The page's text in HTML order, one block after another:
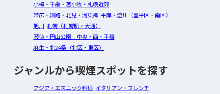
小樽・千歳・苫小牧・札幌近郊
帯広・釧路・北見・河東郡 平岸・澄川（豊平区・南区）
旭川 札幌（札幌駅・大通）
琴似・円山公園 中央・西・手稲
麻生・北24条（北区・東区）
ジャンルから喫煙スポットを探す
アジア・エスニック料理 イタリアン・フレンチ